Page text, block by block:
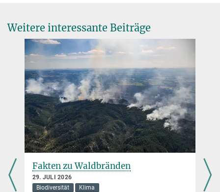
Presse- und Öffentlichkeitsarbeit
Max-Planck-Institut für evolutionäre Anthropologie, Leipzig
+49 341 3550-122
PNAS, 7 July 2025, DOI: 10.1073/pnas.2500405122
Weitere interessante Beiträge
Fakten zu Waldbränden
29. JULI 2026
Biodiversität
Klima